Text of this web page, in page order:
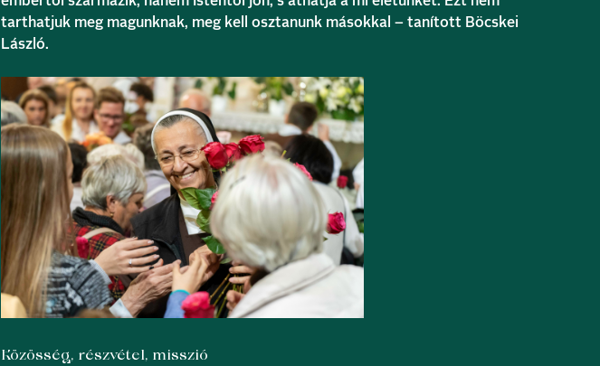
tarthatjuk meg magunknak, meg kell osztanunk másokkal – tanított Böcskei
László.
Közösség, részvétel, misszió